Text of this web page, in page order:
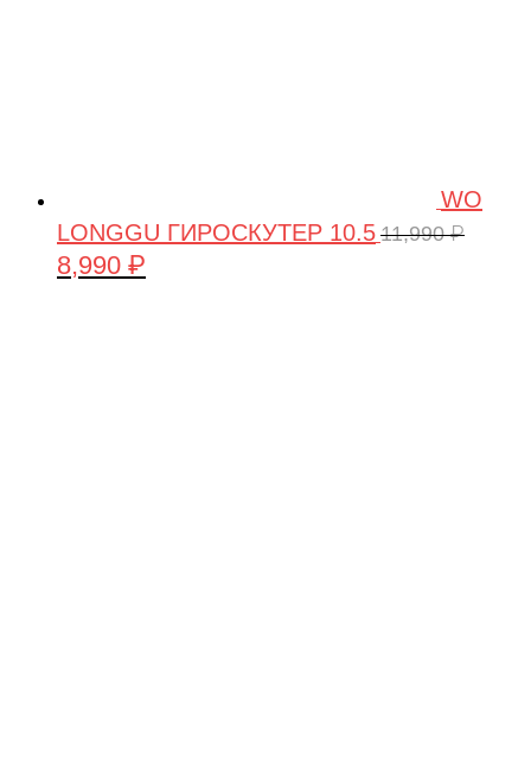
WO
LONGGU ГИРОСКУТЕР 10.5 11,990₽
Первоначальная
8,990 ₽